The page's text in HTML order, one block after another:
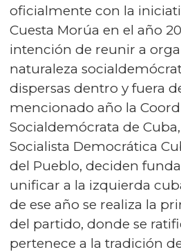
oficialmente con la
Cuesta Morúa en el año
intención de reunir a
naturaleza
dispersas dentro y fuera
mencionado año la
Socialdemócrata de
Socialista Democrática
del Pueblo, deciden
unificar a la izquierda
de ese año se realiza la
del partido, donde se
pertenece a la tradición